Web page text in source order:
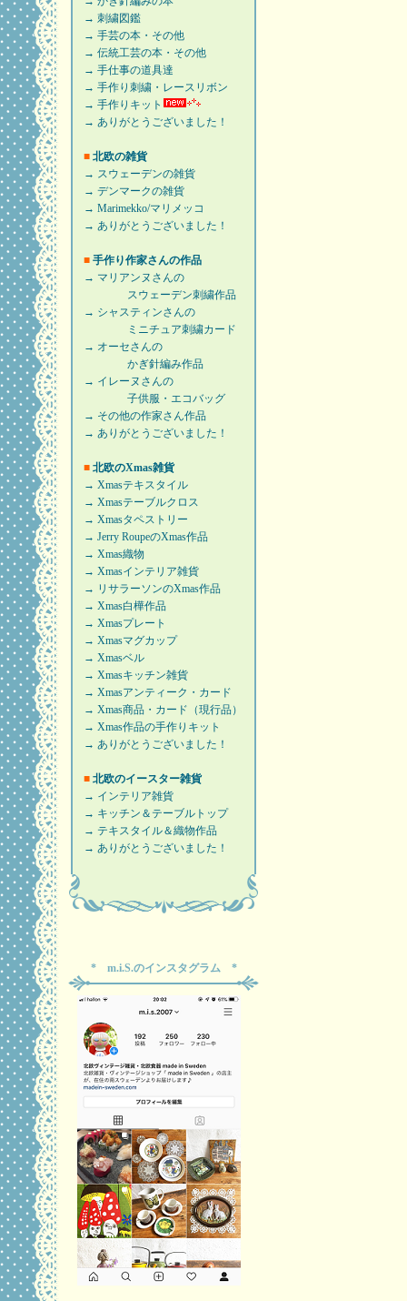
→ 刺繍図鑑
→ 手芸の本・その他
→ 伝統工芸の本・その他
→ 手仕事の道具達
→ 手作り刺繍・レースリボン
→ 手作りキット
→ ありがとうございました！
■ 北欧の雑貨
→ スウェーデンの雑貨
→ デンマークの雑貨
→ Marimekko/マリメッコ
→ ありがとうございました！
■ 手作り作家さんの作品
→ マリアンヌさんの
スウェーデン刺繍作品
→ シャスティンさんの
ミニチュア刺繍カード
→ オーセさんの
かぎ針編み作品
→ イレーヌさんの
子供服・エコバッグ
→ その他の作家さん作品
→ ありがとうございました！
■ 北欧のXmas雑貨
→ Xmasテキスタイル
→ Xmasテーブルクロス
→ Xmasタペストリー
→ Jerry RoupeのXmas作品
→ Xmas織物
→ Xmasインテリア雑貨
→ リサラーソンのXmas作品
→ Xmas白樺作品
→ Xmasプレート
→ Xmasマグカップ
→ Xmasベル
→ Xmasキッチン雑貨
→ Xmasアンティーク・カード
→ Xmas商品・カード（現行品）
→ Xmas作品の手作りキット
→ ありがとうございました！
■ 北欧のイースター雑貨
→ インテリア雑貨
→ キッチン＆テーブルトップ
→ テキスタイル＆織物作品
→ ありがとうございました！
* m.i.S.のインスタグラム *